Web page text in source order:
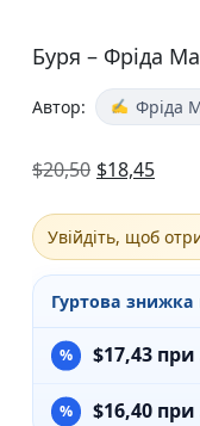
Буря – Фріда
Автор: Фріда
$20,50 $18,45
Увійдіть, щоб
Гуртова
$17,43 при
$16,40 при